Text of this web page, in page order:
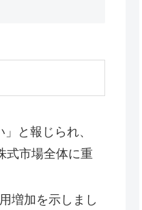
と報じられ、
式市場全体に重
増加を示しまし